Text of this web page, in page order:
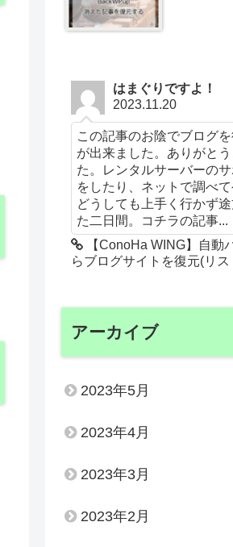
はまぐりですよ！
2023.11.20
この記事のお陰でブログ
が出来ました。ありがと
た。レンタルサーバーの
をしたり、ネットで調べ
どうしても上手く行かず
た二日間。コチラの記事...
【ConoHa WING】自動
らブログサイトを復元(リス
アーカイブ
2023年5月
2023年4月
2023年3月
2023年2月